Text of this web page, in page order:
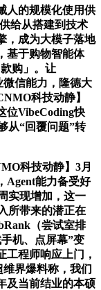
的规模化使用供
给从搭建到技术
，成为大模子落地
基于购物智能体
购」。让
信能力，隆德大
科技动静】
位VibeCoding快
从“回覆问题”转
科技动静】3月
Agent能力备受好
实现增加，这一
所带来的潜正在
（尝试室排
机、点屏幕”变
工程师响应上门，
维界爆料称，我们
及当前结业的本硕